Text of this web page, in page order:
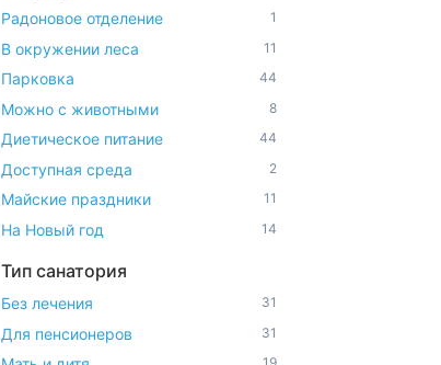
Радоновое отделение 1
В окружении леса 11
Парковка 44
Можно с животными 8
Диетическое питание 44
Доступная среда 2
Майские праздники 11
На Новый год 14
Тип санатория
Без лечения 31
Для пенсионеров 31